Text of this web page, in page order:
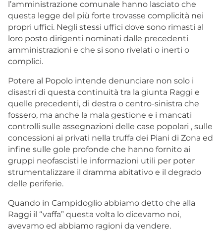
l’amministrazione comunale hanno lasciato che
questa legge del più forte trovasse complicità nei
propri uffici. Negli stessi uffici dove sono rimasti al
loro posto dirigenti nominati dalle precedenti
amministrazioni e che si sono rivelati o inerti o
complici.
Potere al Popolo intende denunciare non solo i
disastri di questa continuità tra la giunta Raggi e
quelle precedenti, di destra o centro-sinistra che
fossero, ma anche la mala gestione e i mancati
controlli sulle assegnazioni delle case popolari , sulle
concessioni ai privati nella truffa dei Piani di Zona ed
infine sulle gole profonde che hanno fornito ai
gruppi neofascisti le informazioni utili per poter
strumentalizzare il dramma abitativo e il degrado
delle periferie.
Quando in Campidoglio abbiamo detto che alla
Raggi il “vaffa” questa volta lo dicevamo noi,
avevamo ed abbiamo ragioni da vendere.